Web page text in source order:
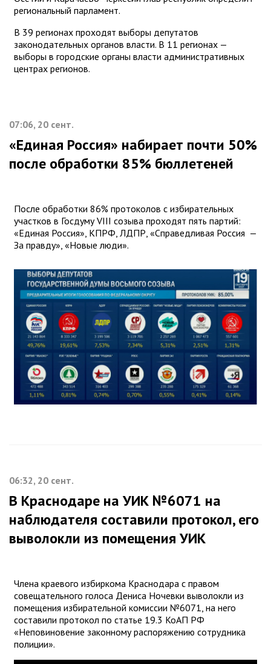
региональный парламент.
В 39 регионах проходят выборы депутатов
законодательных органов власти. В 11 регионах —
выборы в городские органы власти административных
центрах регионов.
07:06, 20 сент.
«Единая Россия» набирает почти 50%
после обработки 85% бюллетеней
После обработки 86% протоколов с избирательных
участков в Госдуму VIII созыва проходят пять партий:
«Единая Россия», КПРФ, ЛДПР, «Справедливая Россия —
За правду», «Новые люди».
06:32, 20 сент.
В Краснодаре на УИК №6071 на
наблюдателя составили протокол, его
выволокли из помещения УИК
Члена краевого избиркома Краснодара с правом
совещательного голоса Дениса Ночевки выволокли из
помещения избирательной комиссии №6071, на него
составили протокол по статье 19.3 КоАП РФ
«Неповиновение законному распоряжению сотрудника
полиции».